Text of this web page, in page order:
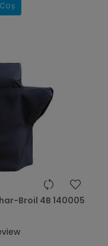
Broil 4B 140005